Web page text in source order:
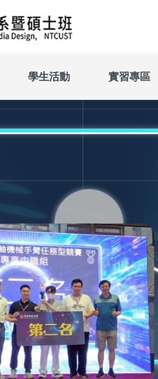
學生活動 實習專區